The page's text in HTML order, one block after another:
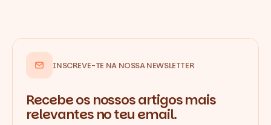
INSCREVE-TE NA NOSSA NEWSLETTER
Recebe os nossos artigos mais
relevantes no teu email.